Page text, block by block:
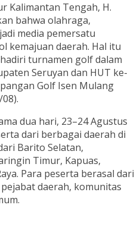
Kalimantan Tengah, H.
bahwa olahraga,
media pemersatu
kemajuan daerah. Hal itu
turnamen golf dalam
Seruyan dan HUT ke-
Golf Isen Mulang
dua hari, 23–24 Agustus
dari berbagai daerah di
Barito Selatan,
Timur, Kapuas,
Para peserta berasal dari
daerah, komunitas